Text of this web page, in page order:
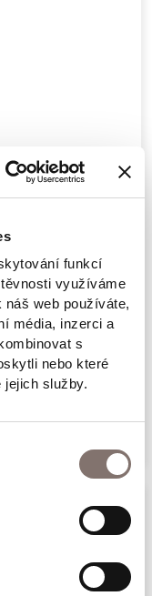
funkcí
využíváme
web používáte,
média, inzerci a
s
nebo které
služby.